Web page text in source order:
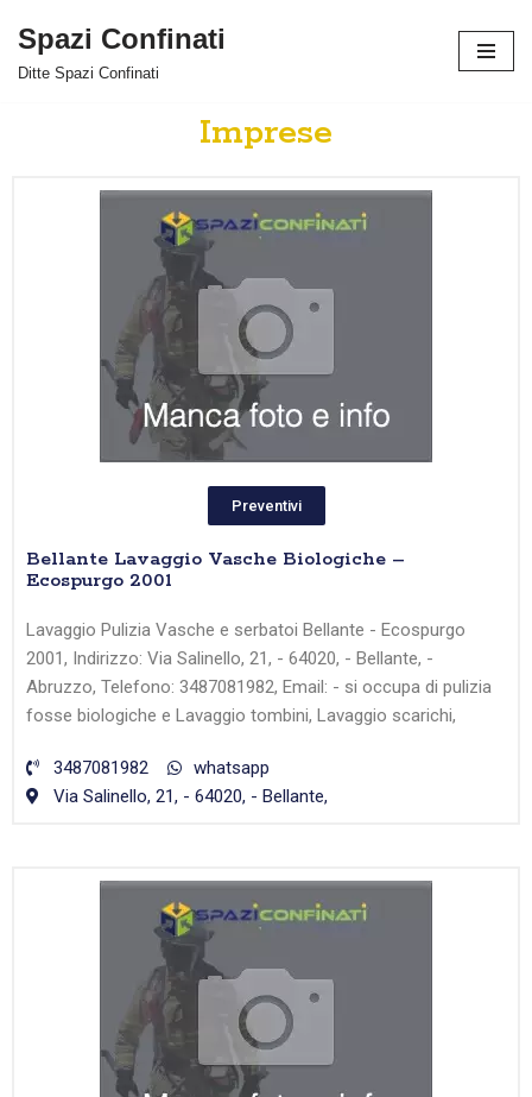
Vai
Spazi Confinati
Ditte Spazi Confinati
Imprese
Preventivi
Bellante Lavaggio Vasche Biologiche –
Ecospurgo 2001
Lavaggio Pulizia Vasche e serbatoi Bellante - Ecospurgo
2001, Indirizzo: Via Salinello, 21, - 64020, - Bellante, -
Abruzzo, Telefono: 3487081982, Email: - si occupa di pulizia
fosse biologiche e Lavaggio tombini, Lavaggio scarichi,
3487081982
whatsapp
Via Salinello, 21, - 64020, - Bellante,